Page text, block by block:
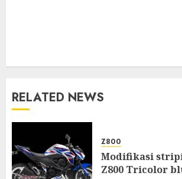
RELATED NEWS
Z800
Modifikasi
Z800 Tricolor